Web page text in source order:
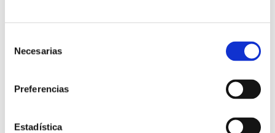
Necesarias
Preferencias
Estadística
softphone que incluye
videoconferencias.